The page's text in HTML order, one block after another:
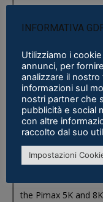
sostanza i prodotti
Quest - VR ITALIA ·25
Fabio
Se fosse
Samsung Galaxy XR è
Eric
the Pimax 5K and
INFORMATIVA
Utilizziamo i
annunci, per
analizzare il
informazioni sul
nostri partner che
pubblicità e social
con altre
raccolto dal suo
Impostazioni